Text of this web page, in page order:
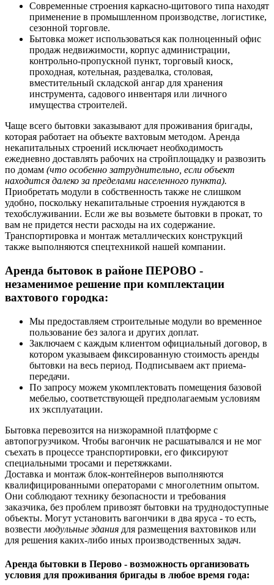
Современные строения каркасно-щитового типа находят
применение в промышленном производстве, логистике,
сезонной торговле.
Бытовка может использоваться как полноценный офис
продаж недвижимости, корпус администрации,
контрольно-пропускной пункт, торговый киоск,
проходная, котельная, раздевалка, столовая,
вместительный складской ангар для хранения
инструмента, садового инвентаря или личного
имущества строителей.
Чаще всего бытовки заказывают для проживания бригады,
которая работает на объекте вахтовым методом. Аренда
некапитальных строений исключает необходимость
ежедневно доставлять рабочих на стройплощадку и развозить
по домам (что особенно затруднительно, если объект
находится далеко за пределами населенного пункта).
Приобретать модули в собственность также не слишком
удобно, поскольку некапитальные строения нуждаются в
техобслуживании. Если же вы возьмете бытовки в прокат, то
вам не придется нести расходы на их содержание.
Транспортировка и монтаж металлических конструкций
также выполняются спецтехникой нашей компании.
Аренда бытовок в районе ПЕРОВО -
незаменимое решение при комплектации
вахтового городка:
Мы предоставляем строительные модули во временное
пользование без залога и других доплат.
Заключаем с каждым клиентом официальный договор, в
котором указываем фиксированную стоимость аренды
бытовки на весь период. Подписываем акт приема-
передачи.
По запросу можем укомплектовать помещения базовой
мебелью, соответствующей предполагаемым условиям
их эксплуатации.
Бытовка перевозится на низкорамной платформе с
автопогрузчиком. Чтобы вагончик не расшатывался и не мог
съехать в процессе транспортировки, его фиксируют
специальными тросами и перетяжками.
Доставка и монтаж блок-контейнеров выполняются
квалифицированными операторами с многолетним опытом.
Они соблюдают технику безопасности и требования
заказчика, без проблем привозят бытовки на труднодоступные
объекты. Могут установить вагончики в два яруса - то есть,
возвести модульные здания для размещения вахтовиков или
для решения каких-либо иных производственных задач.
Аренда бытовки в Перово - возможность организовать
условия для проживания бригады в любое время года: